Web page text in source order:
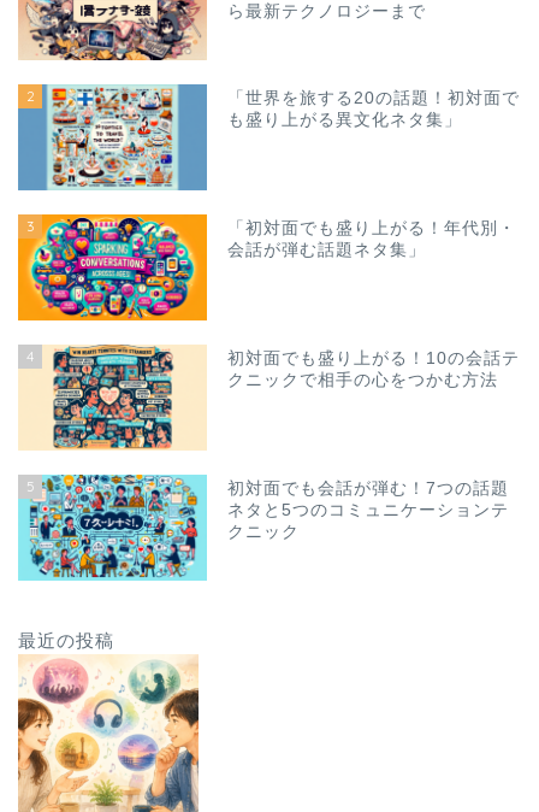
ら最新テクノロジーまで
2
「世界を旅する20の話題！初対面で
も盛り上がる異文化ネタ集」
3
「初対面でも盛り上がる！年代別・
会話が弾む話題ネタ集」
4
初対面でも盛り上がる！10の会話テ
クニックで相手の心をつかむ方法
5
初対面でも会話が弾む！7つの話題
ネタと5つのコミュニケーションテ
クニック
最近の投稿